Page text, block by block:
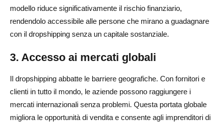
modello riduce significativamente il rischio finanziario,
rendendolo accessibile alle persone che mirano a guadagnare
con il dropshipping senza un capitale sostanziale.
3. Accesso ai mercati globali
Il dropshipping abbatte le barriere geografiche. Con fornitori e
clienti in tutto il mondo, le aziende possono raggiungere i
mercati internazionali senza problemi. Questa portata globale
migliora le opportunità di vendita e consente agli imprenditori di